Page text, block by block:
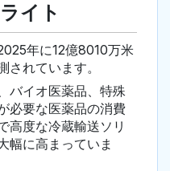
イト
年に12億8010万米
されています。
バイオ医薬品、特殊
必要な医薬品の消費
高度な冷蔵輸送ソリ
幅に高まっていま